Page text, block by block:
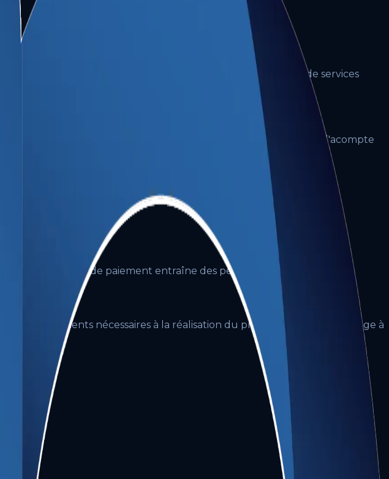
OverBrand et ses clients dans le cadre de la fourniture de services
ligne).
contrat est formé dès la signature du devis et le versement de l'acompte
sont :
Tout retard de paiement entraîne des pénalités de 1,5 % par mois.
les éléments nécessaires à la réalisation du projet. OverBrand s'engage à